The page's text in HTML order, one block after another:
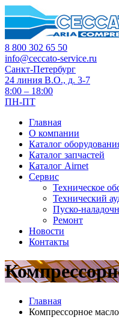
8 800 302 65 50
info@ceccato-service.ru
Санкт-Петербург
24 линия В.О., д. 3-7
8:00 – 18:00
ПН-ПТ
Главная
О компании
Каталог
Каталог запчастей
Каталог Airnet
Сервис
Техническое
Технический
Пуско-
Ремонт
Новости
Контакты
Главная
Компрессорное масло